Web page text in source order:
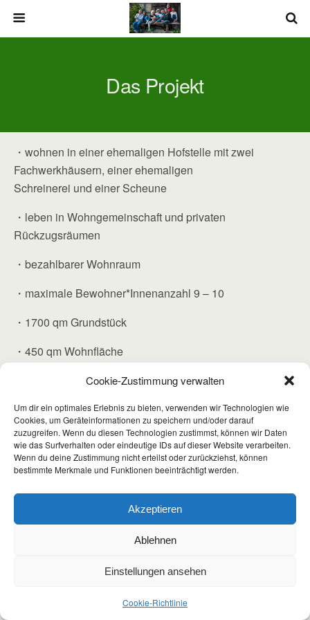
Cookie-Zustimmung verwalten
Um dir ein optimales Erlebnis zu bieten, verwenden wir Technologien wie
Cookies, um Geräteinformationen zu speichern und/oder darauf
zuzugreifen. Wenn du diesen Technologien zustimmst, können wir Daten
wie das Surfverhalten oder eindeutige IDs auf dieser Website verarbeiten.
Wenn du deine Zustimmung nicht erteilst oder zurückziehst, können
bestimmte Merkmale und Funktionen beeinträchtigt werden.
Akzeptieren
Ablehnen
Einstellungen ansehen
Cookie-Richtlinie
Das Projekt
・wohnen in einer ehemaligen Hofstelle mit zwei
Fachwerkhäusern, einer ehemaligen
Schreinerei und einer Scheune
・leben in Wohngemeinschaft und privaten
Rückzugsräumen
・bezahlbarer Wohnraum
・maximale Bewohner*Innenanzahl 9 – 10
・1700 qm Grundstück
・450 qm Wohnfläche
・gepachtete Ackerfläche „Eheriedla“ für Gemüseanbau
Zum Seitenanfang